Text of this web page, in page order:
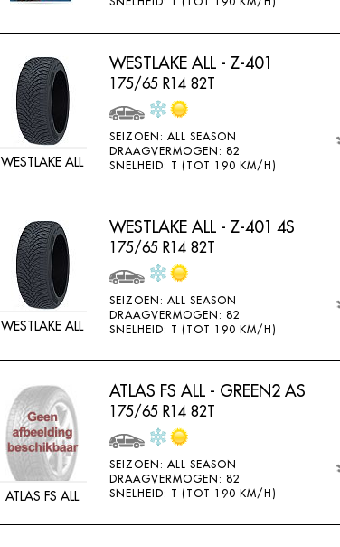
WESTLAKE ALL
WESTLAKE ALL - Z-401
175/65 R14 82T
SEIZOEN: ALL SEASON
DRAAGVERMOGEN: 82
SNELHEID: T (TOT 190 KM/H)
WESTLAKE ALL
WESTLAKE ALL - Z-401 4S
175/65 R14 82T
SEIZOEN: ALL SEASON
DRAAGVERMOGEN: 82
SNELHEID: T (TOT 190 KM/H)
ATLAS FS ALL
ATLAS FS ALL - GREEN2 AS
175/65 R14 82T
SEIZOEN: ALL SEASON
DRAAGVERMOGEN: 82
SNELHEID: T (TOT 190 KM/H)